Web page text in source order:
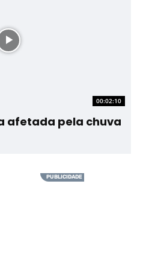
00:02:10
afetada pela chuva